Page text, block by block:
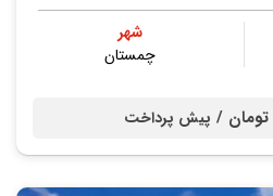
شهر
چمستان
پیش پرداخت